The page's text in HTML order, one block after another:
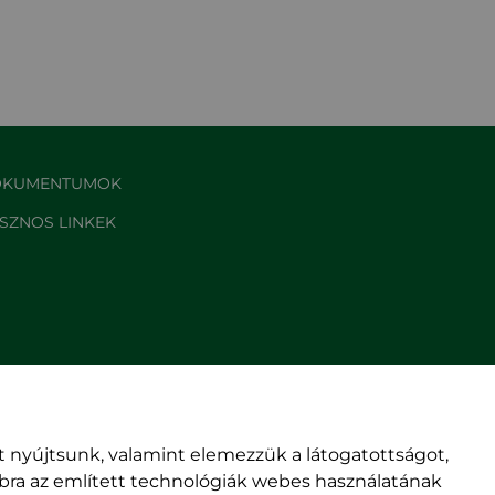
LINKEK
nyújtsunk, valamint elemezzük a látogatottságot,
az említett technológiák webes használatának